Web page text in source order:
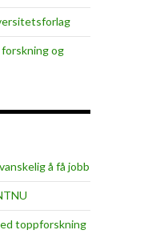
og
å få jobb
toppforskning